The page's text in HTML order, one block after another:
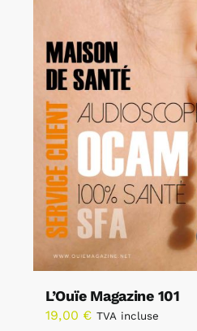
L’Ouïe Magazine 101
19,00 € TVA incluse